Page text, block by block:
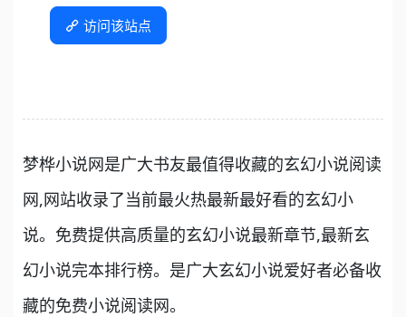
访问该站点
梦桦小说网是广大书友最值得收藏的玄幻小说阅读
网,网站收录了当前最火热最新最好看的玄幻小
说。免费提供高质量的玄幻小说最新章节,最新玄
幻小说完本排行榜。是广大玄幻小说爱好者必备收
藏的免费小说阅读网。